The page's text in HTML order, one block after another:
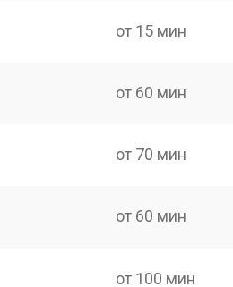
от 15 мин
от 60 мин
от 70 мин
от 60 мин
от 100 мин